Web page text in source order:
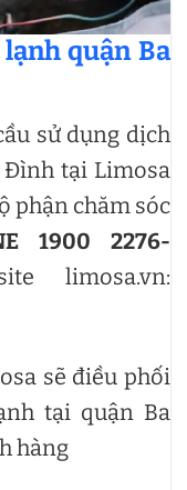
quận Ba
sử dụng dịch
tại Limosa
phận chăm sóc
1900 2276-
limosa.vn:
sẽ điều phối
tại quận Ba
hàng